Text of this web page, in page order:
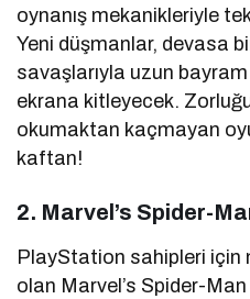
oynanış mekanikleriyle
Yeni düşmanlar, devasa
savaşlarıyla uzun
ekrana kitleyecek.
okumaktan kaçmayan
kaftan!
2. Marvel’s Spider-
PlayStation sahipleri için
olan Marvel’s Spider-